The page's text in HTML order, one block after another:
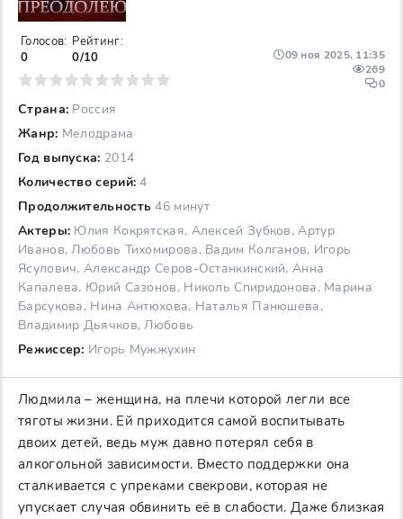
Страна: Россия
Жанр: Мелодрама
Год выпуска: 2014
Количество серий: 4
Продолжительность 46 минут
Актеры: Юлия Кокрятская, Алексей Зубков, Артур
Иванов, Любовь Тихомирова, Вадим Колганов, Игорь
Ясулович, Александр Серов-Останкинский, Анна
Капалева, Юрий Сазонов, Николь Спиридонова, Марина
Барсукова, Нина Антюхова, Наталья Панюшева,
Владимир Дьячков, Любовь
Режиссер: Игорь Мужжухин
09 ноя 2025, 11:35
269
0
Голосов:
0
Рейтинг:
0/10
7 8 9 10
Людмила – женщина, на плечи которой легли все
тяготы жизни. Ей приходится самой воспитывать
двоих детей, ведь муж давно потерял себя в
алкогольной зависимости. Вместо поддержки она
сталкивается с упреками свекрови, которая не
упускает случая обвинить её в слабости. Даже близкая